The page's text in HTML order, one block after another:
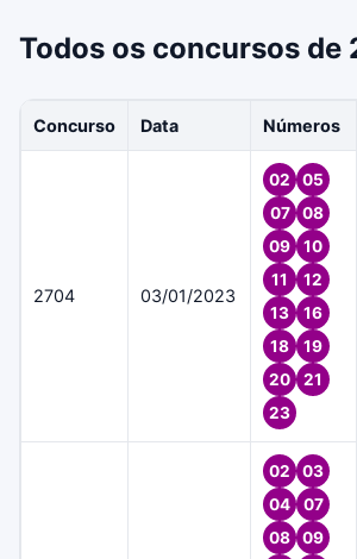
Todos os concursos de
Concurso Data Números
2704 03/01/2023
02
05
07
08
09
10
11
12
13
16
18
19
20
21
23
02
03
04
07
08
09